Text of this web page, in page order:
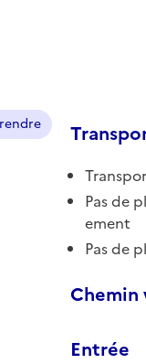
Pas de
ement
Pas de
Chemin
Entrée